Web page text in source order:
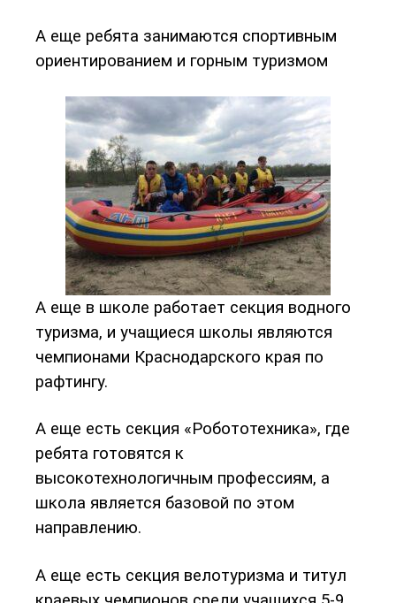
А еще ребята занимаются спортивным
ориентированием и горным туризмом
А еще в школе работает секция водного
туризма, и учащиеся школы являются
чемпионами Краснодарского края по
рафтингу.
А еще есть секция «Робототехника», где
ребята готовятся к
высокотехнологичным профессиям, а
школа является базовой по этом
направлению.
А еще есть секция велотуризма и титул